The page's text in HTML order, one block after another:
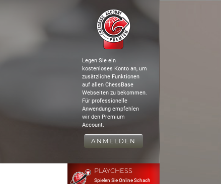
Legen Sie ein
kostenloses Konto an, um
zusätzliche Funktionen
auf allen ChessBase
Webseiten zu bekommen.
Für professionelle
Anwendung empfehlen
wir den Premium
Account.
ANMELDEN
PLAYCHESS
Spielen Sie Online Schach